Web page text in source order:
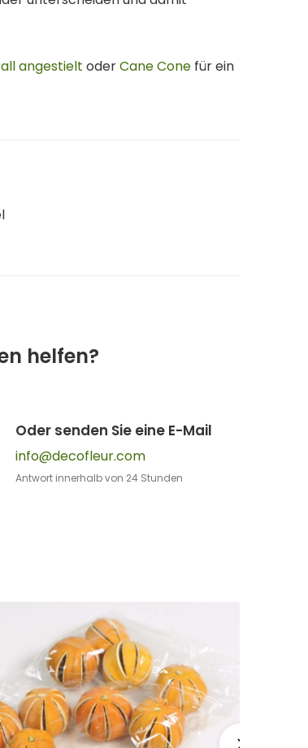
angestielt oderCane Cone für ein
helfen?
Oder senden Sie eine E-Mail
info@decofleur.com
Antwort innerhalb von 24 Stunden